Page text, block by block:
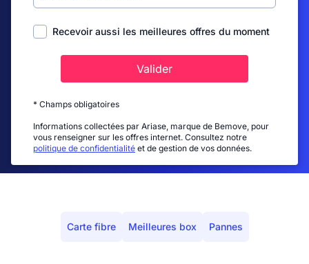
Recevoir aussi les meilleures offres du moment
Valider
* Champs obligatoires
Informations collectées par Ariase, marque de Bemove, pour
vous renseigner sur les offres internet. Consultez notre
politique de confidentialité et de gestion de vos données.
Carte fibre Meilleures box Pannes